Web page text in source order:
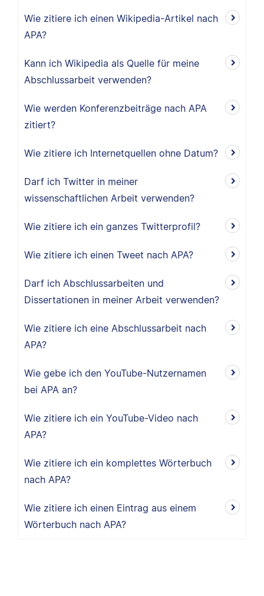
Wie zitiere ich einen Wikipedia-Artikel nach
APA?
Kann ich Wikipedia als Quelle für meine
Abschlussarbeit verwenden?
Wie werden Konferenzbeiträge nach APA
zitiert?
Wie zitiere ich Internetquellen ohne Datum?
Darf ich Twitter in meiner
wissenschaftlichen Arbeit verwenden?
Wie zitiere ich ein ganzes Twitterprofil?
Wie zitiere ich einen Tweet nach APA?
Darf ich Abschlussarbeiten und
Dissertationen in meiner Arbeit verwenden?
Wie zitiere ich eine Abschlussarbeit nach
APA?
Wie gebe ich den YouTube-Nutzernamen
bei APA an?
Wie zitiere ich ein YouTube-Video nach
APA?
Wie zitiere ich ein komplettes Wörterbuch
nach APA?
Wie zitiere ich einen Eintrag aus einem
Wörterbuch nach APA?